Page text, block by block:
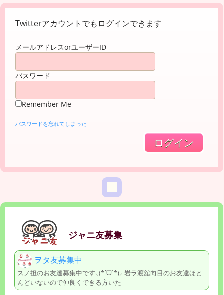
Twitterアカウントでもログインできます
メールアドレスorユーザーID
パスワード
Remember Me
パスワードを忘れてしまった
ジャニ友募集
ヲタ友募集中
スノ担のお友達募集中です⸜(*ˊᗜˋ*)⸝ 岩ラ渡舘向目のお友達ほと
んどいないので仲良くできる方いた